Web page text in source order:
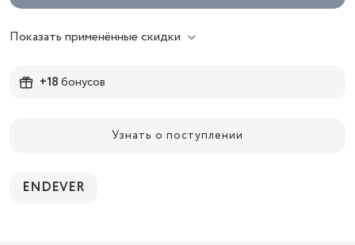
Показать применённые скидки
+18бонусов
Узнать о поступлении
ENDEVER